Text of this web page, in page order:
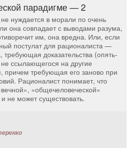
парадигме — 2
нуждается в морали по очень
она совпадает с выводами разума,
им, она вредна. Или, если
постулат для рационалиста —
доказательства (опять-
ссылающегося на другие
причем требующая его заново при
Рационалист понимает, что
«общечеловеческой»
не может существовать.